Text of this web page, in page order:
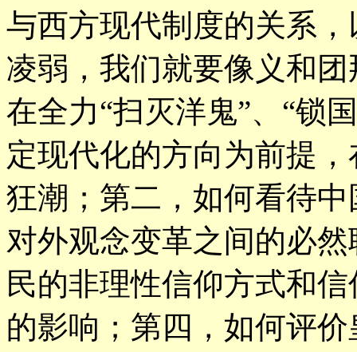
与西方现代制度的关系
凌弱，我们就要像义和
在全力“扫灭洋鬼”、“锁
定现代化的方向为前提
狂潮；第二，如何看待
对外观念变革之间的必
民的非理性信仰方式和
的影响；第四，如何评